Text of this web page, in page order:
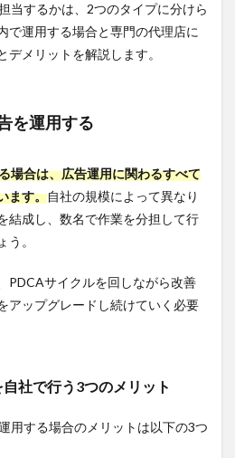
当するかは、2つのタイプに分けら
で運用する場合と専門の代理店に
メリットを解説します。
を運用する
場合は、広告運用に関わるすべて
ます。自社の規模によって異なり
結成し、数名で作業を分担して行
。
PDCAサイクルを回しながら改善
アップグレードし続けていく必要
社で行う3つのメリット
用する場合のメリットは以下の3つ